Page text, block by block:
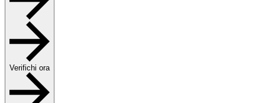
Verifichi ora